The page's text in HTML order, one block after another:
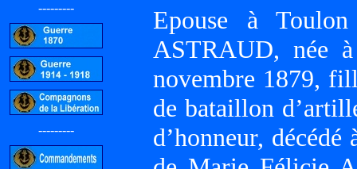
---------
---------
Epouse à
ASTRAUD, née
novembre 1879,
de bataillon
d’honneur,